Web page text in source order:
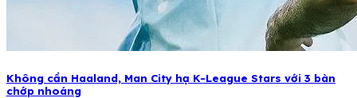
Không cần Haaland, Man City hạ K-League Stars với 3 bàn
chớp nhoáng